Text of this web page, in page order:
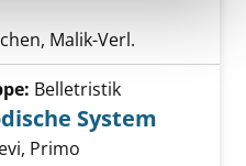
Malik-Verl.
von Das periodische
Belletristik
System
Primo